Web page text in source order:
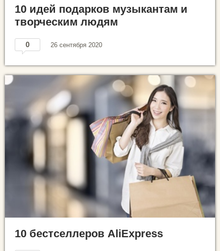
10 идей подарков музыкантам и
творческим людям
0 26 сентября 2020
10 бестселлеров AliExpress